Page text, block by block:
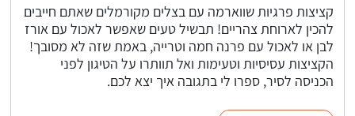
קציצות פרגיות שווארמה עם בצלים מקורמלים שאתם חייבים
להכין לארוחת צהריים! תבשיל טעים שאפשר לאכול עם אורז
לבן או לאכול עם פרנה חמה וטרייה, באמת שזה לא מסובך!
הקציצות עסיסיות וטעימות ואל תוותרו על הטיגון לפני
הכניסה לסיר, ספרו לי בתגובה איך יצא לכם.